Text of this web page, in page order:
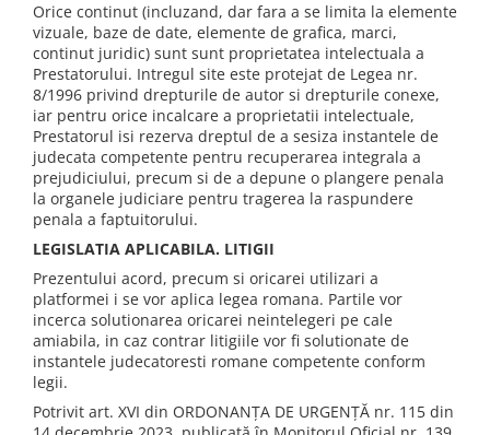
Orice continut (incluzand, dar fara a se limita la elemente
vizuale, baze de date, elemente de grafica, marci,
continut juridic) sunt sunt proprietatea intelectuala a
Prestatorului. Intregul site este protejat de Legea nr.
8/1996 privind drepturile de autor si drepturile conexe,
iar pentru orice incalcare a proprietatii intelectuale,
Prestatorul isi rezerva dreptul de a sesiza instantele de
judecata competente pentru recuperarea integrala a
prejudiciului, precum si de a depune o plangere penala
la organele judiciare pentru tragerea la raspundere
penala a faptuitorului.
LEGISLATIA APLICABILA. LITIGII
Prezentului acord, precum si oricarei utilizari a
platformei i se vor aplica legea romana. Partile vor
incerca solutionarea oricarei neintelegeri pe cale
amiabila, in caz contrar litigiile vor fi solutionate de
instantele judecatoresti romane competente conform
legii.
Potrivit art. XVI din ORDONANȚA DE URGENȚĂ nr. 115 din